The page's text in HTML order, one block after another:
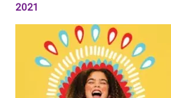
2021